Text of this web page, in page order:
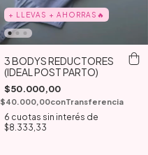
+ LLEVAS + AHORRAS🔥
3 BODYS REDUCTORES
(IDEAL POST PARTO)
$50.000,00
$40.000,00conTransferencia
6 cuotas sin interés de
$8.333,33